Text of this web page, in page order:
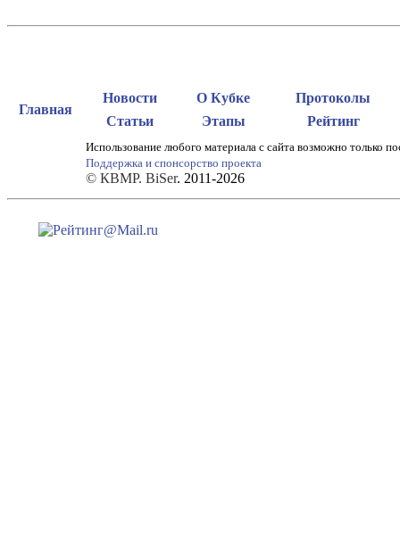
Главная
Новости О Кубке
Протоколы
Статьи
Этапы Рейтинг
Использование любого материала с сайта возможно только
Поддержка и спонсорство проекта
© КВМР. BiSer. 2011-2026